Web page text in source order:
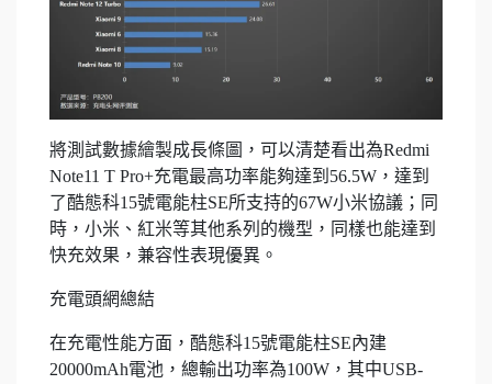
將測試數據繪製成長條圖，可以清楚看出為Redmi
Note11 T Pro+充電最高功率能夠達到56.5W，達到
了酷態科15號電能柱SE所支持的67W小米協議；同
時，小米、紅米等其他系列的機型，同樣也能達到
快充效果，兼容性表現優異。
充電頭網總結
在充電性能方面，酷態科15號電能柱SE內建
20000mAh電池，總輸出功率為100W，其中USB-